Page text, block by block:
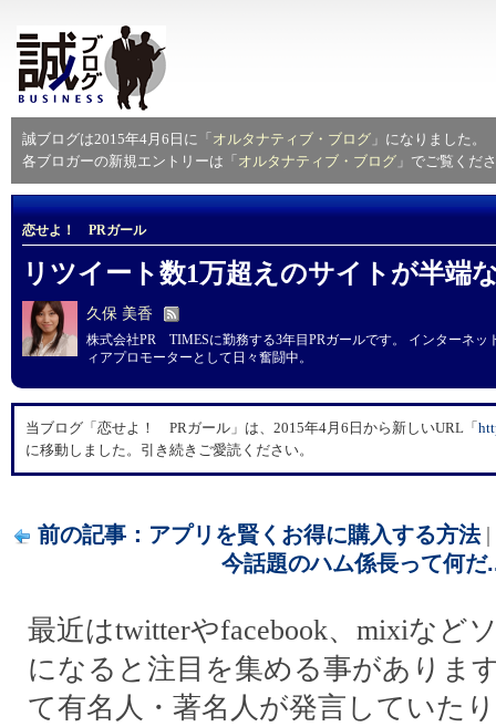
誠ブログは2015年4月6日に「 オルタナティブ・ブログ 」になりました。
各ブロガーの新規エントリーは「 オルタナティブ・ブログ 」でご覧くだ
恋せよ！ PRガール
リツイート数1万超えのサイトが半端
久保 美香
株式会社PR TIMESに勤務する3年目PRガールです。 インターネッ
ィアプロモーターとして日々奮闘中。
当ブログ「恋せよ！ PRガール」は、2015年4月6日から新しいURL「
に移動しました。引き続きご愛読ください。
前の記事：アプリを賢くお得に購入する方法|
今話題のハム係長って何だ
最近はtwitterやfacebook、mixiなど
になると注目を集める事がありま
て有名人・著名人が発言していた